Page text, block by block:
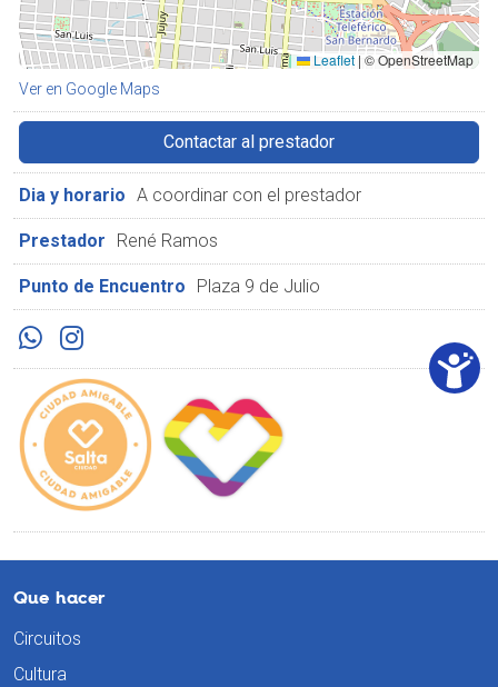
Leaflet | © OpenStreetMap
Ver en Google Maps
Contactar al prestador
Dia y horario A coordinar con el prestador
Prestador René Ramos
Punto de Encuentro Plaza 9 de Julio
Que hacer
Circuitos
Cultura